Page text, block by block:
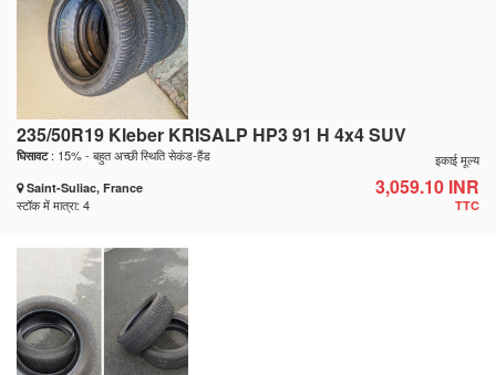
235/50R19 Kleber KRISALP HP3 91 H 4x4 SUV
घिसावट: 15% - बहुत अच्छी स्थिति सेकंड-हैंड
Saint-Suliac, France
स्टॉक में मात्रा: 4
इकाई मूल्य
3,059.10 INR
TTC